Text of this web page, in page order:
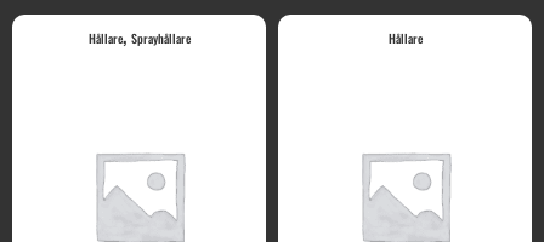
Hållare, Sprayhållare Hållare